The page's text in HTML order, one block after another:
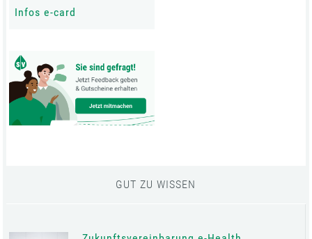
Infos e-card
GUT ZU WISSEN